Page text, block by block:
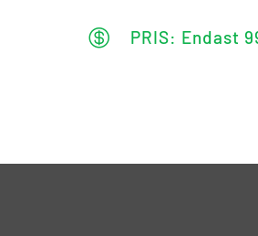
 PRIS: Endast